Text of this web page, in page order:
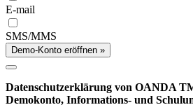
E-mail
SMS/MMS
Demo-Konto eröffnen »
Datenschutzerklärung von OANDA
Demokonto, Informations- und